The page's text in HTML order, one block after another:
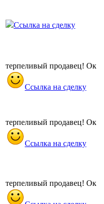
Ссылка на сделку
терпеливый продавец! Ок
Ссылка на сделку
терпеливый продавец! Ок
Ссылка на сделку
терпеливый продавец! Ок